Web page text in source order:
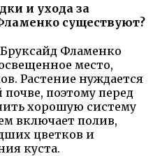
и ухода за
существуют?
Фламенко
место,
Растение нуждается
поэтому перед
хорошую систему
включает полив,
цветков и
куста.